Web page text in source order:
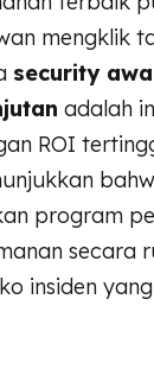
mengklik
security
adalah
ROI
program
secara
insiden